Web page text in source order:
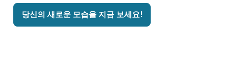
당신의 새로운 모습을 지금 보세요!